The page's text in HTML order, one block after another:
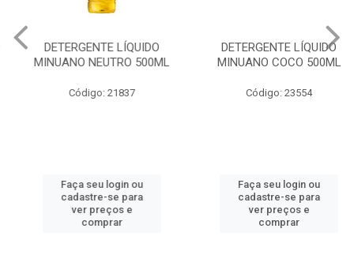
DETERGENTE LÍQUIDO
MINUANO NEUTRO 500ML
Código: 21837
Faça seu login ou
cadastre-se para
ver preços e
comprar
DETERGENTE LÍQUIDO
MINUANO COCO 500ML
Código: 23554
Faça seu login ou
cadastre-se para
ver preços e
comprar